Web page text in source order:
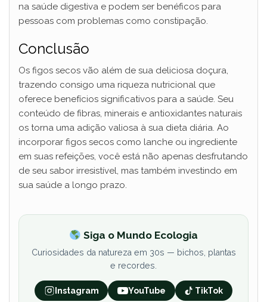
na saúde digestiva e podem ser benéficos para
pessoas com problemas como constipação.
Conclusão
Os figos secos vão além de sua deliciosa doçura,
trazendo consigo uma riqueza nutricional que
oferece benefícios significativos para a saúde. Seu
conteúdo de fibras, minerais e antioxidantes naturais
os torna uma adição valiosa à sua dieta diária. Ao
incorporar figos secos como lanche ou ingrediente
em suas refeições, você está não apenas desfrutando
de seu sabor irresistível, mas também investindo em
sua saúde a longo prazo.
Siga o Mundo Ecologia
Curiosidades da natureza em 30s — bichos, plantas
e recordes.
Instagram YouTube TikTok